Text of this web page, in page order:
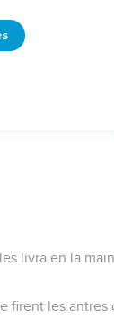
comme le
livra en la
firent les antres